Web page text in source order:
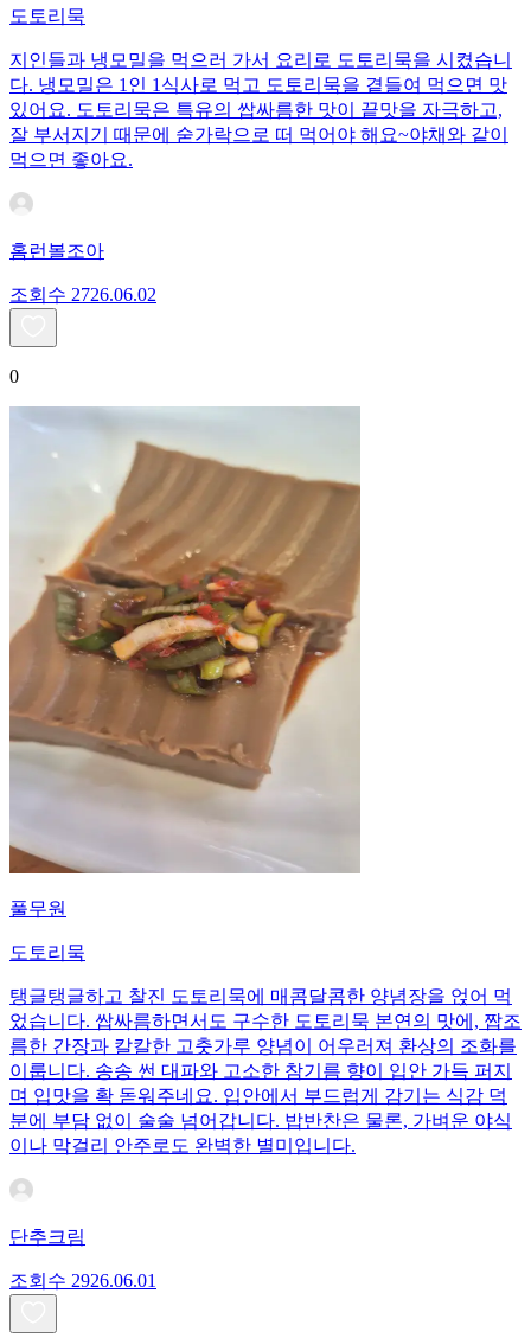
도토리묵
지인들과 냉모밀을 먹으러 가서 요리로 도토리묵을 시켰습니
다. 냉모밀은 1인 1식사로 먹고 도토리묵을 곁들여 먹으면 맛
있어요. 도토리묵은 특유의 쌉싸름한 맛이 끝맛을 자극하고,
잘 부서지기 때문에 숟가락으로 떠 먹어야 해요~야채와 같이
먹으면 좋아요.
홈런볼조아
조회수 2726.06.02
0
풀무원
도토리묵
탱글탱글하고 찰진 도토리묵에 매콤달콤한 양념장을 얹어 먹
었습니다. 쌉싸름하면서도 구수한 도토리묵 본연의 맛에, 짭조
름한 간장과 칼칼한 고춧가루 양념이 어우러져 환상의 조화를
이룹니다. 송송 썬 대파와 고소한 참기름 향이 입안 가득 퍼지
며 입맛을 확 돋워주네요. 입안에서 부드럽게 감기는 식감 덕
분에 부담 없이 술술 넘어갑니다. 밥반찬은 물론, 가벼운 야식
이나 막걸리 안주로도 완벽한 별미입니다.
단추크림
조회수 2926.06.01